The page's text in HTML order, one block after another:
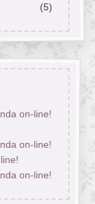
(5)
on-line!
on-line!
on-line!